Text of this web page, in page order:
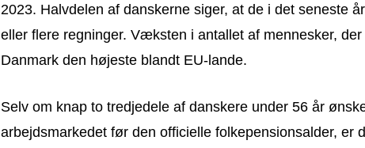
2023. Halvdelen af danskerne siger, at de i det seneste
eller flere regninger. Væksten i antallet af mennesker,
Danmark den højeste blandt EU-lande.
Selv om knap to tredjedele af danskere under 56 år
arbejdsmarkedet før den officielle folkepensionsalder, er